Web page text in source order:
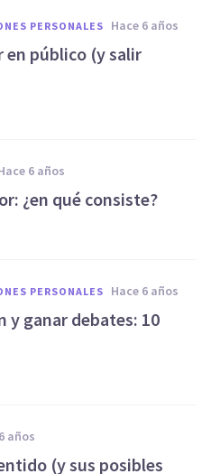
PERSONALES hace 6 años
en público (y salir
hace 6 años
¿en qué consiste?
PERSONALES hace 6 años
y ganar debates: 10
años
(y sus posibles